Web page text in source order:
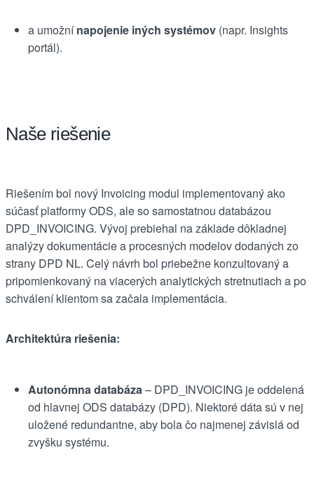
a umožnínapojenie iných systémov (napr. Insights
portál).
Naše riešenie
Riešením bol nový Invoicing modul implementovaný ako
súčasť platformy ODS, ale so samostatnou databázou
DPD_INVOICING. Vývoj prebiehal na základe dôkladnej
analýzy dokumentácie a procesných modelov dodaných zo
strany DPD NL. Celý návrh bol priebežne konzultovaný a
pripomienkovaný na viacerých analytických stretnutiach a po
schválení klientom sa začala implementácia.
Architektúra riešenia:
Autonómna databáza– DPD_INVOICING je oddelená
od hlavnej ODS databázy (DPD). Niektoré dáta sú v nej
uložené redundantne, aby bola čo najmenej závislá od
zvyšku systému.